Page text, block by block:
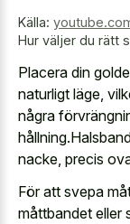
Källa:
Hur väljer du rätt
Placera din
naturligt läge,
några
nacke, precis
För att svepa
måttbandet eller